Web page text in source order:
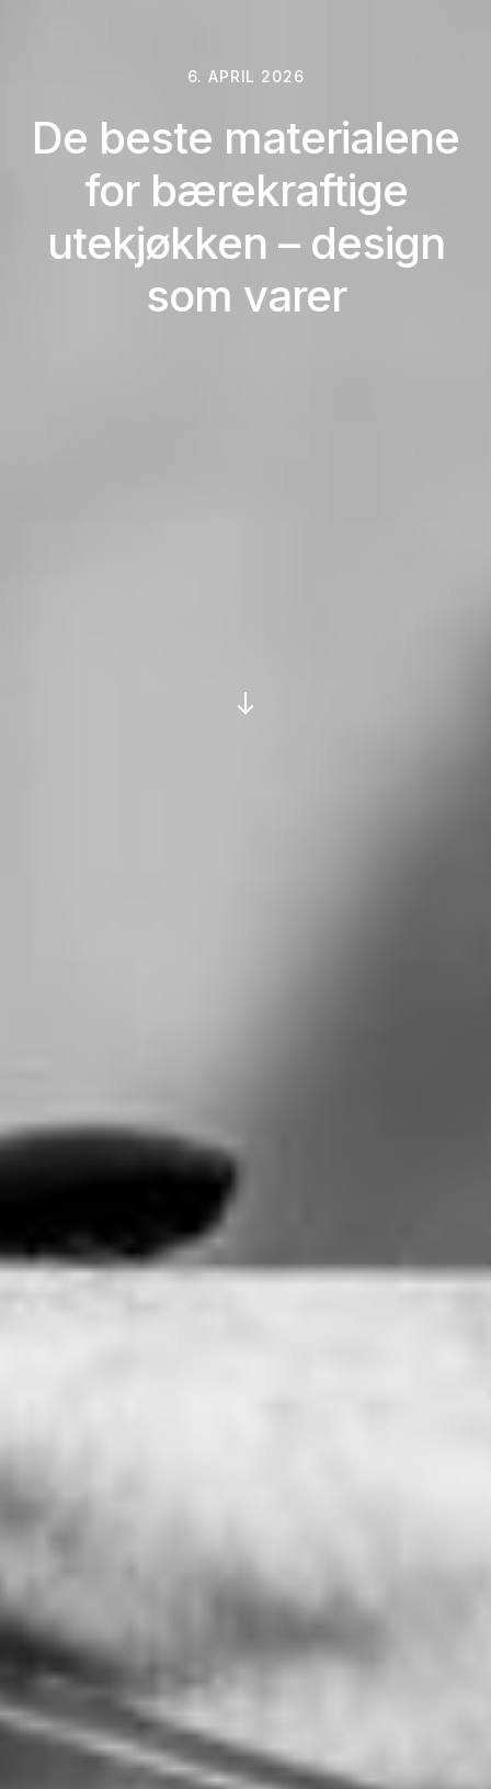
6. APRIL 2026
De beste materialene
for bærekraftige
utekjøkken – design
som varer